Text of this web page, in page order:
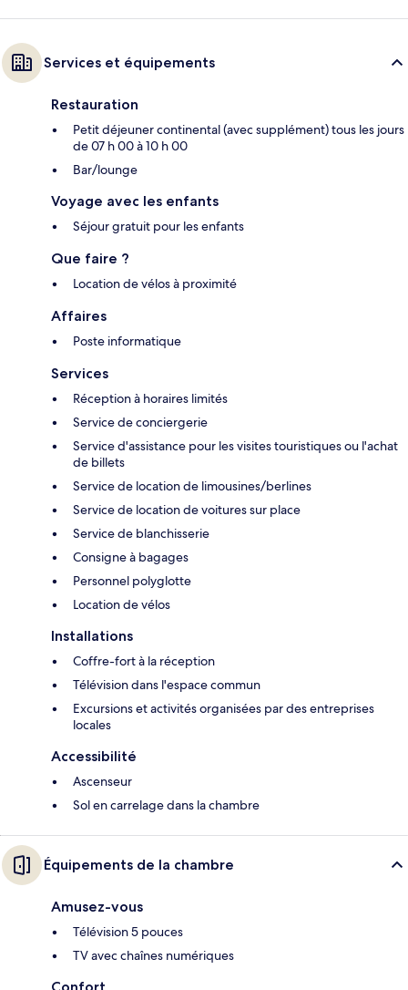
Services et équipements
Restauration
Petit déjeuner continental (avec supplément) tous les jours
de 07 h 00 à 10 h 00
Bar/lounge
Voyage avec les enfants
Séjour gratuit pour les enfants
Que faire ?
Location de vélos à proximité
Affaires
Poste informatique
Services
Réception à horaires limités
Service de conciergerie
Service d'assistance pour les visites touristiques ou l'achat
de billets
Service de location de limousines/berlines
Service de location de voitures sur place
Service de blanchisserie
Consigne à bagages
Personnel polyglotte
Location de vélos
Installations
Coffre-fort à la réception
Télévision dans l'espace commun
Excursions et activités organisées par des entreprises
locales
Accessibilité
Ascenseur
Sol en carrelage dans la chambre
Équipements de la chambre
Amusez-vous
Télévision 5 pouces
TV avec chaînes numériques